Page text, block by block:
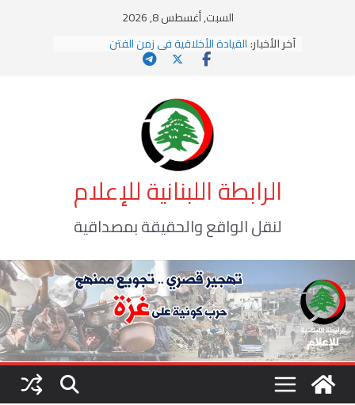
السبت, أغسطس 8, 2026
آخر الأخبار:القيادة الأخلاقية في زمن الفتن
الاستلاب الثقافي وتحديات الهوية الإسلامية
يومَ يَفيضُ العَرَقُ
الرابطة اللبنانية للإعلام
لنقل الواقع والحقيقة بمصداقية